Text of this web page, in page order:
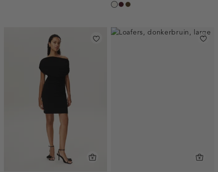
creme,
pruim,
toffee